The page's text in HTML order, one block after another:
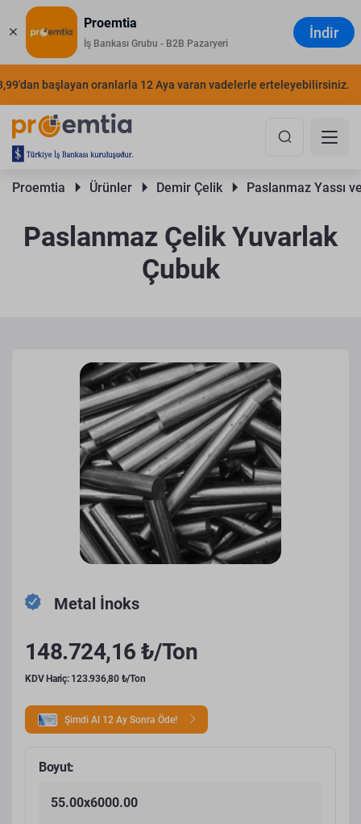
Proemtia
İş Bankası Grubu - B2B Pazaryeri
İndir
başlayan oranlarla 12 Aya varan vadelerle erteleyebilirsiniz.
Proemtia Ürünler Demir Çelik Paslanmaz Yassı
Paslanmaz Çelik Yuvarlak
Çubuk
Metal İnoks
148.724,16 ₺/Ton
KDV Hariç: 123.936,80 ₺/Ton
Şimdi Al 12 Ay Sonra Öde!
Boyut:
55.00x6000.00